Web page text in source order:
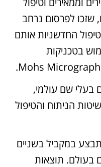
שזכו לפרסום נרחב
החדשניות אותם
בטכניקות
בעלי שם עולמי,
הניתוח והטיפול
במקביל בשניים
בעולם. תוצאות